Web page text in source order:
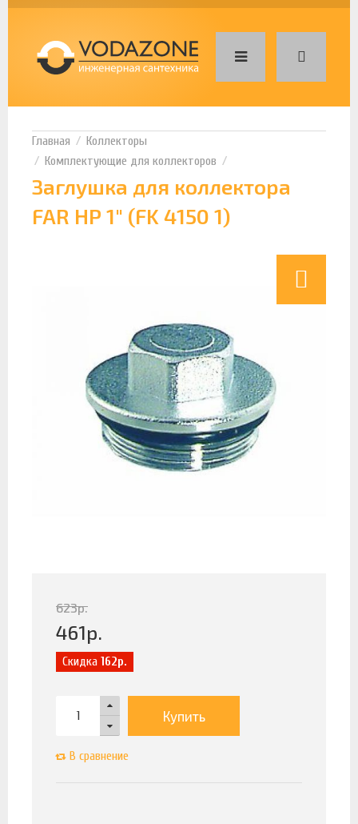
Коллекторы
Комплектующие для коллекторов
Заглушка для коллектора
FAR НР 1" (FK 4150 1)
623р.
461р.
Скидка 162р.
Купить
В сравнение